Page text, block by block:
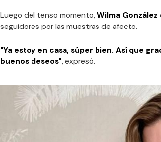
Luego del tenso momento, Wilma González
seguidores por las muestras de afecto.
"Ya estoy en casa, súper bien. Así que
buenos deseos", expresó.